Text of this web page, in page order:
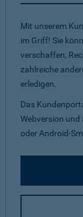
Mit unserem
im Griff! Sie
verschaffen,
zahlreiche
erledigen.
Das
Webversion
oder Android-